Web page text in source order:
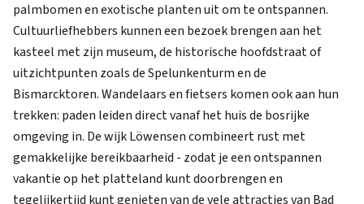
palmbomen en exotische planten uit om te ontspannen.
Cultuurliefhebbers kunnen een bezoek brengen aan het
kasteel met zijn museum, de historische hoofdstraat of
uitzichtpunten zoals de Spelunkenturm en de
Bismarcktoren. Wandelaars en fietsers komen ook aan hun
trekken: paden leiden direct vanaf het huis de bosrijke
omgeving in. De wijk Löwensen combineert rust met
gemakkelijke bereikbaarheid - zodat je een ontspannen
vakantie op het platteland kunt doorbrengen en
tegelijkertijd kunt genieten van de vele attracties van Bad